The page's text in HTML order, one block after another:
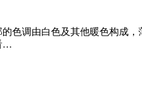
色调由白色及其他暖色构成
…